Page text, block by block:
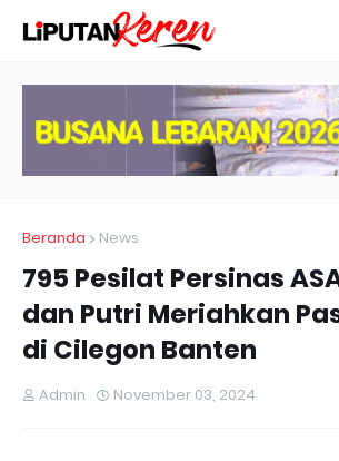
Beranda News
795 Pesilat Persinas
dan Putri Meriahkan
di Cilegon Banten
Admin November 03, 2024